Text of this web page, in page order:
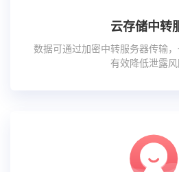
云存储中转
数据可通过加密中转服务器传输，
有效降低泄露风